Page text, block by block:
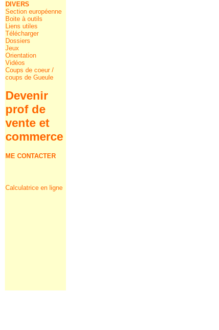
DIVERS
Section européenne
Boite à outils
Liens utiles
Télécharger
Dossiers
Jeux
Orientation
Vidéos
Coups de coeur /
coups de Gueule
Devenir
prof de
vente et
commerce
ME CONTACTER
Calculatrice en ligne